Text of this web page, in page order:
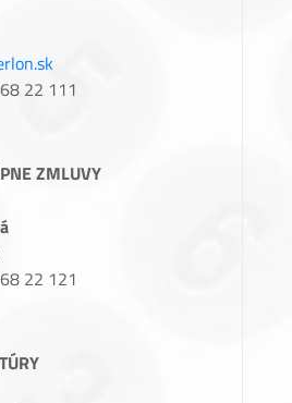
22 111
ZMLUVY
22 121